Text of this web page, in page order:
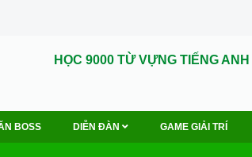
HỌC 9000 TỪ VỰNG TIẾNG ANH
BOSS DIỄN ĐÀN GAME GIẢI TRÍ